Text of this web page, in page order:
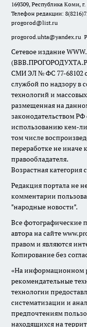
169309, Республика Коми,
Телефон редакции:
progorod@list.ru
progorod.uhta@yandex.ru
Сетевое издание
СМИ ЭЛ № ФС 77-68102
службой по надзору в
технологий и
размещенная на
законодательством
использованию кем-
том числе
переработке не иначе
правообладателя.
Возрастная категория
Редакция портала не
комментарии
"народные новости".
Все фотографические
автора на сайте
правом и являются
Копирование без
«На информационном
рекомендательные
технологии
систематизации и
предпочтениям
находящихся на